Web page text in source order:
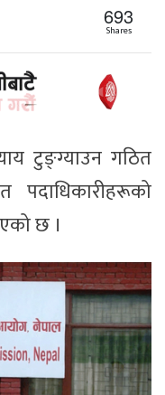
693
Shares
टुङ्ग्याउन गठित
छ ।